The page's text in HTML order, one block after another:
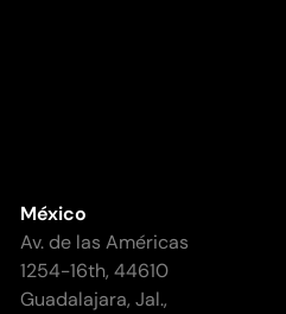
México
Av. de las Américas
1254-16th, 44610
Guadalajara, Jal.,